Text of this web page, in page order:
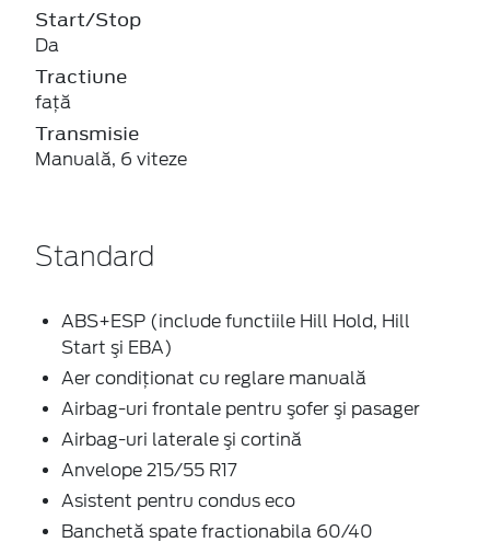
Start/Stop
Da
Tractiune
faţă
Transmisie
Manuală, 6 viteze
Standard
ABS+ESP (include functiile Hill Hold, Hill
Start şi EBA)
Aer condiţionat cu reglare manuală
Airbag-uri frontale pentru şofer şi pasager
Airbag-uri laterale şi cortină
Anvelope 215/55 R17
Asistent pentru condus eco
Banchetă spate fractionabila 60/40